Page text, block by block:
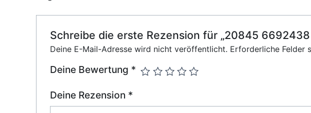
Schreibe die erste Rezension für „20845 6692438
Deine E-Mail-Adresse wird nicht veröffentlicht. Erforderliche Felder
Deine Bewertung *
Deine Rezension *